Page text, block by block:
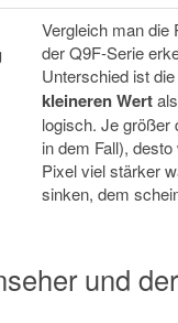
Vergleich man die
der Q9F-Serie
Unterschied ist
kleineren Wert
logisch. Je größer
in dem Fall),
Pixel viel stärker
sinken, dem
und